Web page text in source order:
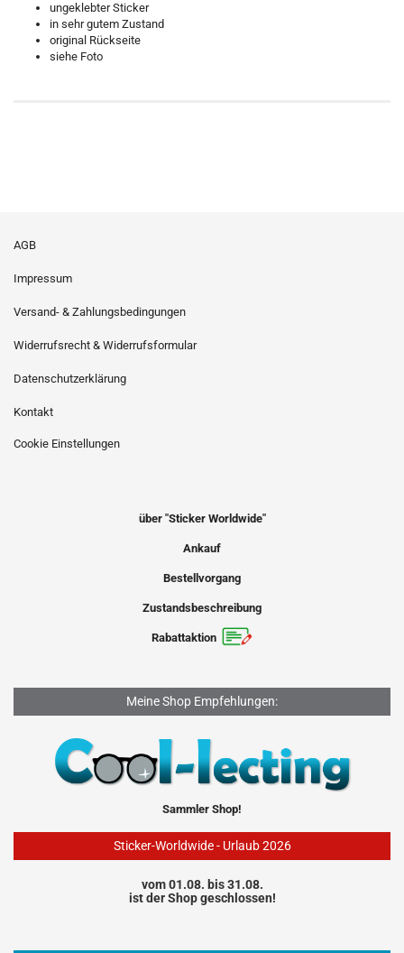
ungeklebter Sticker
in sehr gutem Zustand
original Rückseite
siehe Foto
AGB
Impressum
Versand- & Zahlungsbedingungen
Widerrufsrecht & Widerrufsformular
Datenschutzerklärung
Kontakt
Cookie Einstellungen
über "Sticker Worldwide"
Ankauf
Bestellvorgang
Zustandsbeschreibung
Rabattaktion
Meine Shop Empfehlungen:
Sammler Shop!
Sticker-Worldwide - Urlaub 2026
vom 01.08. bis 31.08.
ist der Shop geschlossen!